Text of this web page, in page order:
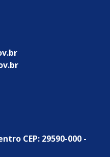
CEP: 29590-000 -